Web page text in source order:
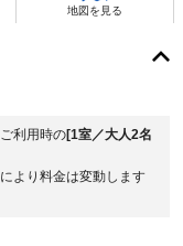
地図を見る
利用時の[1室／大人2名
より料金は変動します